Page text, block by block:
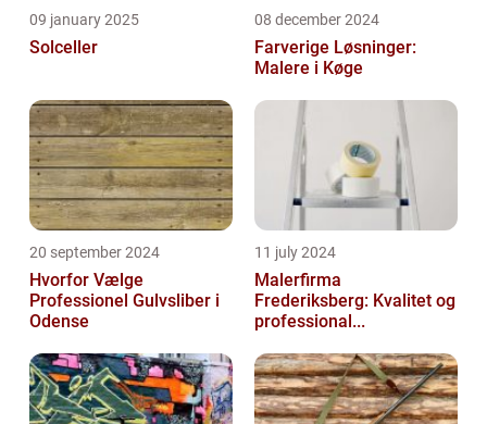
09 january 2025
Solceller
08 december 2024
Farverige Løsninger:
Malere i Køge
20 september 2024
Hvorfor Vælge
Professionel Gulvsliber i
Odense
11 july 2024
Malerfirma
Frederiksberg: Kvalitet og
professional...